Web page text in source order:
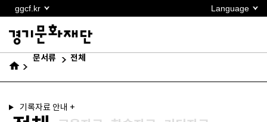
바로가기
ggcf.kr Language
문서류 전체
기록자료 안내 +